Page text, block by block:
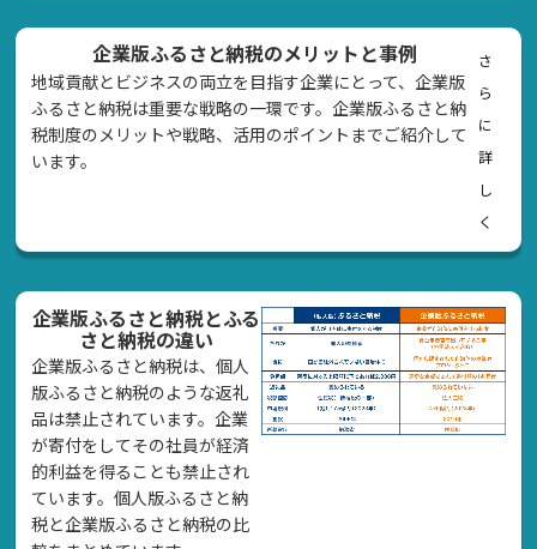
企業版ふるさと納税のメリットと事例
地域貢献とビジネスの両立を目指す企業にとって、企業版
ふるさと納税は重要な戦略の一環です。企業版ふるさと納
税制度のメリットや戦略、活用のポイントまでご紹介して
います。
さ
ら
に
詳
し
く
企業版ふるさと納税とふる
さと納税の違い
企業版ふるさと納税は、個人
版ふるさと納税のような返礼
品は禁止されています。企業
が寄付をしてその社員が経済
的利益を得ることも禁止され
ています。個人版ふるさと納
税と企業版ふるさと納税の比